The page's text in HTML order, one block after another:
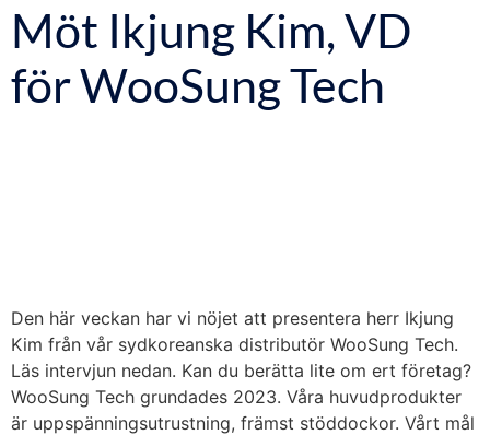
Möt Ikjung Kim, VD
för WooSung Tech
Den här veckan har vi nöjet att presentera herr Ikjung
Kim från vår sydkoreanska distributör WooSung Tech.
Läs intervjun nedan. Kan du berätta lite om ert företag?
WooSung Tech grundades 2023. Våra huvudprodukter
är uppspänningsutrustning, främst stöddockor. Vårt mål